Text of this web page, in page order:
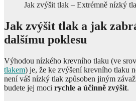
Jak zvýšit tlak – Extrémně nízký
Jak zvýšit tlak a jak
dalšímu poklesu
Výhodou nízkého krevního tlaku (ve
tlakem) je, že ke zvýšení krevního tlaku
není váš nízký tlak způsoben jiným
budete jej moci rychle a účinně zvýšit.